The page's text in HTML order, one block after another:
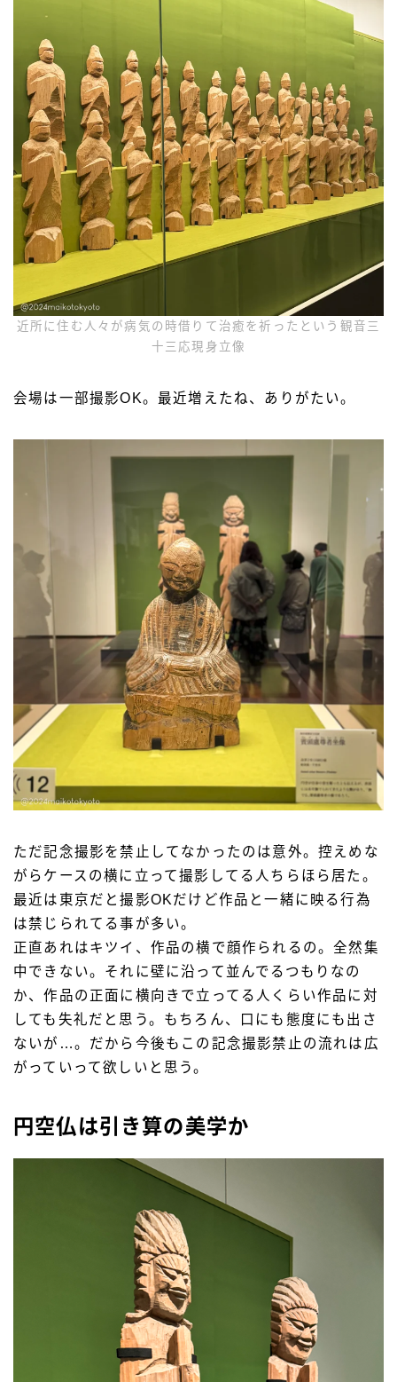
近所に住む人々が病気の時借りて治癒を祈ったという観音三
十三応現身立像
会場は一部撮影OK。最近増えたね、ありがたい。
ただ記念撮影を禁止してなかったのは意外。控えめな
がらケースの横に立って撮影してる人ちらほら居た。
最近は東京だと撮影OKだけど作品と一緒に映る行為
は禁じられてる事が多い。
正直あれはキツイ、作品の横で顔作られるの。全然集
中できない。それに壁に沿って並んでるつもりなの
か、作品の正面に横向きで立ってる人くらい作品に対
しても失礼だと思う。もちろん、口にも態度にも出さ
ないが…。だから今後もこの記念撮影禁止の流れは広
がっていって欲しいと思う。
円空仏は引き算の美学か